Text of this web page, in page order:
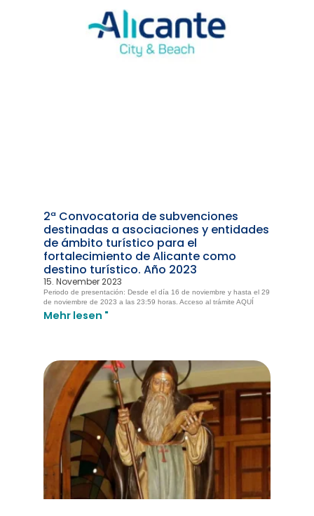
2ª Convocatoria de subvenciones
destinadas a asociaciones y entidades
de ámbito turístico para el
fortalecimiento de Alicante como
destino turístico. Año 2023
15. November 2023
Periodo de presentación: Desde el día 16 de noviembre y hasta el 29
de noviembre de 2023 a las 23:59 horas. Acceso al trámite AQUÍ
Mehr lesen "